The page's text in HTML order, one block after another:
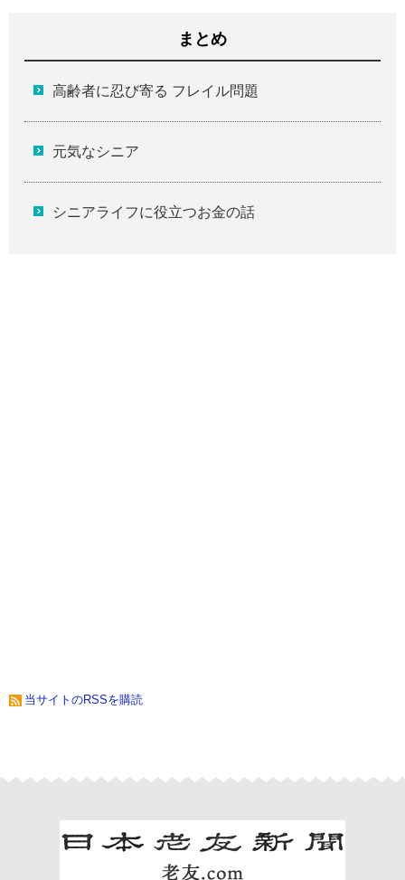
まとめ
高齢者に忍び寄る フレイル問題
元気なシニア
シニアライフに役立つお金の話
当サイトのRSSを購読